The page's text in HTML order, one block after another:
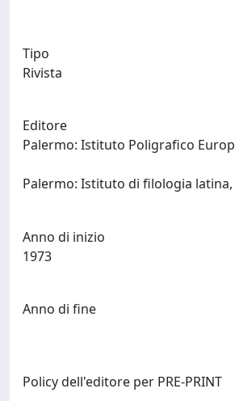
Tipo
Rivista
Editore
Palermo: Istituto Poligrafico
Anno di inizio
Anno di fine
Policy dell'editore per PRE-PRINT